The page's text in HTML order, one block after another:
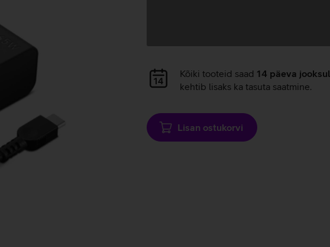
Andmete
laadimine
Kõiki tooteid saad 14 päeva jooksul
kehtib lisaks ka tasuta saatmine.
Lisan ostukorvi